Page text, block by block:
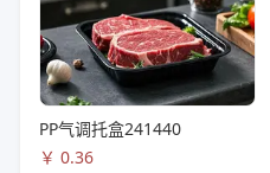
PP气调托盒241440
￥ 0.36